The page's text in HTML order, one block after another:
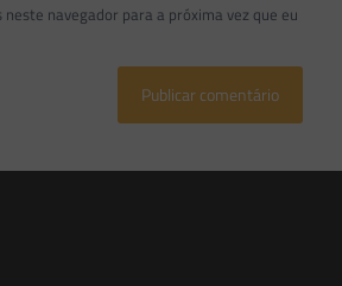
neste navegador para a próxima vez que eu